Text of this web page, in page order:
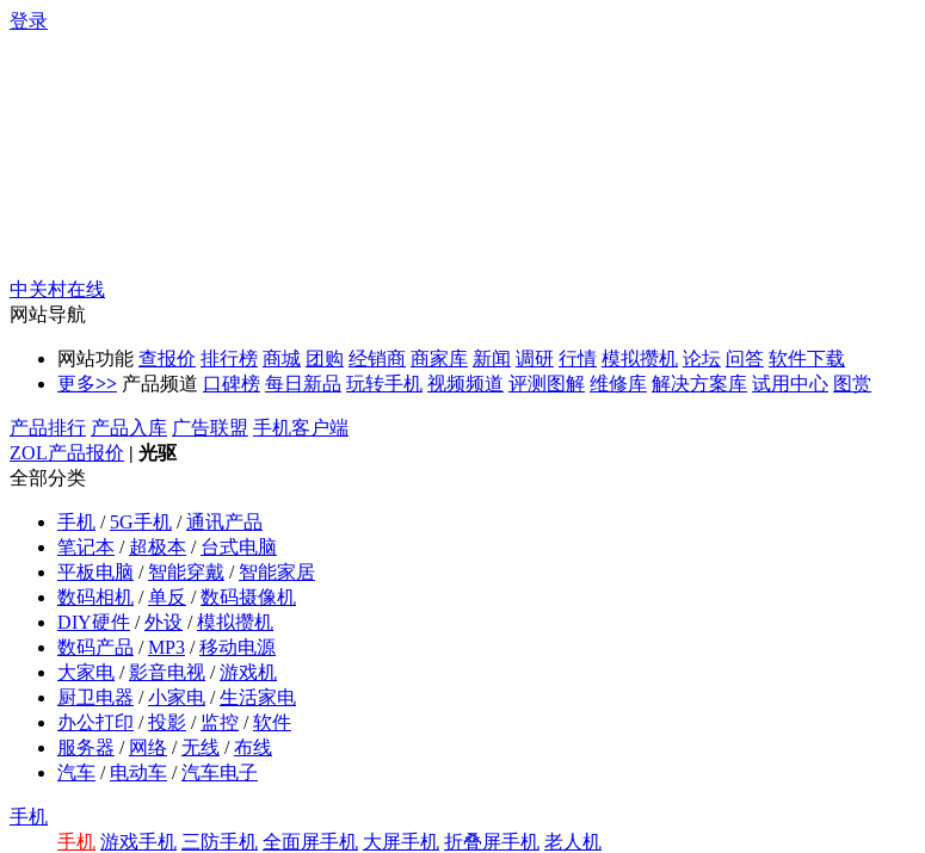
登录
中关村在线
网站导航
网站功能 查报价 排行榜 商城 团购 经销商 商家库 新闻 调研 行情 模拟攒机 论坛 问答 软件下载
更多>> 产品频道 口碑榜 每日新品 玩转手机 视频频道 评测图解 维修库 解决方案库 试用中心 图赏
产品排行 产品入库 广告联盟 手机客户端
ZOL产品报价 | 光驱
全部分类
手机 / 5G手机 /通讯产品
笔记本 / 超极本 / 台式电脑
平板电脑 / 智能穿戴 / 智能家居
数码相机 /单反 /数码摄像机
DIY硬件 /外设 /模拟攒机
数码产品 /MP3 /移动电源
大家电 /影音电视 /游戏机
厨卫电器 /小家电 /生活家电
办公打印 /投影 / 监控 /软件
服务器 / 网络 /无线 /布线
汽车 / 电动车 /汽车电子
手机
手机 游戏手机 三防手机 全面屏手机 大屏手机 折叠屏手机 老人机